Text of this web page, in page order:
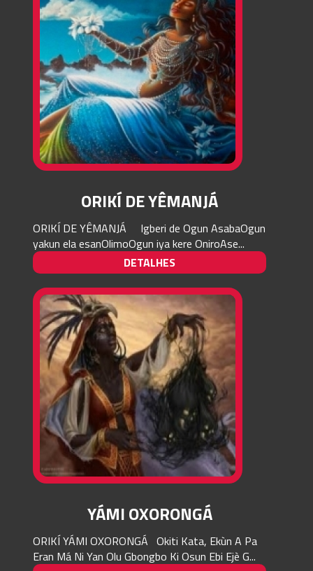
ORIKÍ DE YÊMANJÁ
ORIKÍ DE YÊMANJÁ Igberi de Ogun AsabaOgun
yakun ela esanOlimoOgun iya kere OniroAse...
DETALHES
YÁMI OXORONGÁ
ORIKÍ YÁMI OXORONGÁ Okiti Kata, Ekùn A Pa
Eran Má Ni Yan Olu Gbongbo Ki Osun Ebi Ejè G...